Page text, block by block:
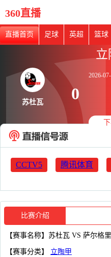
360直播
直播首页 足球 英超 篮球
苏杜瓦
立
2026-
0
CCTV5 腾讯体育
比赛介绍
【赛事名称】苏杜瓦 VS 萨尔格
【赛事分类】 立陶甲